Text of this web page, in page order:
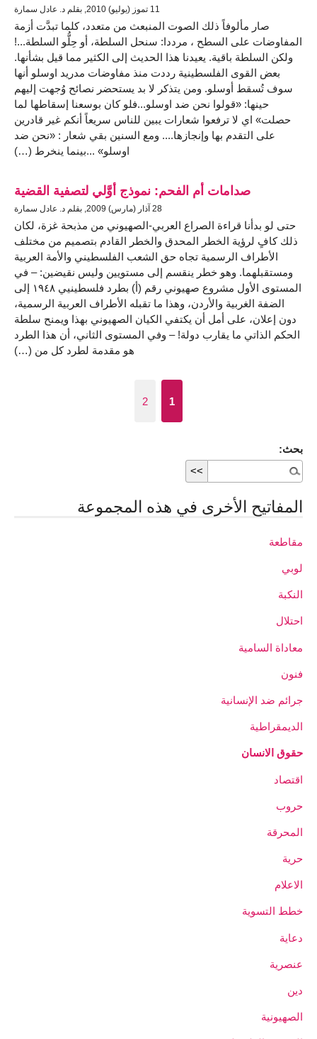
11 تموز (يوليو) 2010, بقلم د. عادل سمارة
صار مألوفاً ذلك الصوت المنبعث من متعدد، كلما تبدَّت أزمة
المفاوضات على السطح ، مرددا: سنحل السلطة، أو حِلُّو السلطة...!
ولكن السلطة باقية. يعيدنا هذا الحديث إلى الكثير مما قيل بشأنها.
بعض القوى الفلسطينية رددت منذ مفاوضات مدريد اوسلو أنها
سوف تُسقط أوسلو. ومن يتذكر لا بد يستحضر نصائح وُجهت إليهم
حينها: «قولوا نحن ضد اوسلو...فلو كان بوسعنا إسقاطها لما
حصلت» اي لا ترفعوا شعارات يبين للناس سريعاً أنكم غير قادرين
على التقدم بها وإنجازها.... ومع السنين بقي شعار : «نحن ضد
اوسلو» ...بينما ينخرط (…)
صدامات أم الفحم: نموذج أوَّلي لتصفية القضية
28 آذار (مارس) 2009, بقلم د. عادل سمارة
حتى لو بدأنا قراءة الصراع العربي-الصهيوني من مذبحة غزة، لكان
ذلك كافٍ لرؤية الخطر المحدق والخطر القادم بتصميم من مختلف
الأطراف الرسمية تجاه حق الشعب الفلسطيني والأمة العربية
ومستقبلهما. وهو خطر ينقسم إلى مستويين وليس نقيضين: – في
المستوى الأول مشروع صهيوني رقم (أ) بطرد فلسطينيي ١٩٤٨ إلى
الضفة الغربية والأردن، وهذا ما تقبله الأطراف العربية الرسمية،
دون إعلان، على أمل أن يكتفي الكيان الصهيوني بهذا ويمنح سلطة
الحكم الذاتي ما يقارب دولة! – وفي المستوى الثاني، أن هذا الطرد
هو مقدمة لطرد كل من (…)
1
2
بحث:
المفاتيح الأخرى في هذه المجموعة
مقاطعة
لوبي
النكبة
احتلال
معاداة السامية
فنون
جرائم ضد الإنسانية
الديمقراطية
حقوق الانسان
اقتصاد
حروب
المحرقة
حرية
الاعلام
خطط التسوية
دعاية
عنصرية
دين
الصهيونية